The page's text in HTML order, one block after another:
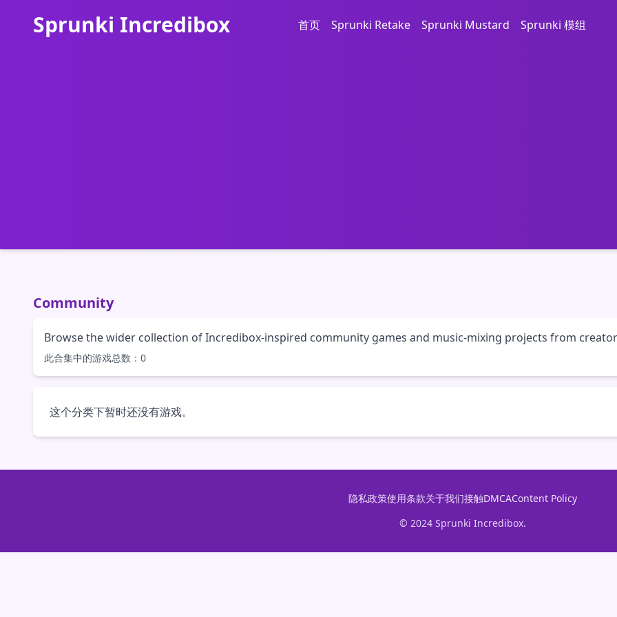
Sprunki Incredibox 首页 Sprunki Retake Sprunki Mustard Sprunki 模组
Community
Browse the wider collection of Incredibox-inspired community games and music-mixing projects from
此合集中的游戏总数：0
这个分类下暂时还没有游戏。
隐私政策使用条款关于我们接触DMCAContent Policy
© 2024 Sprunki Incredibox.